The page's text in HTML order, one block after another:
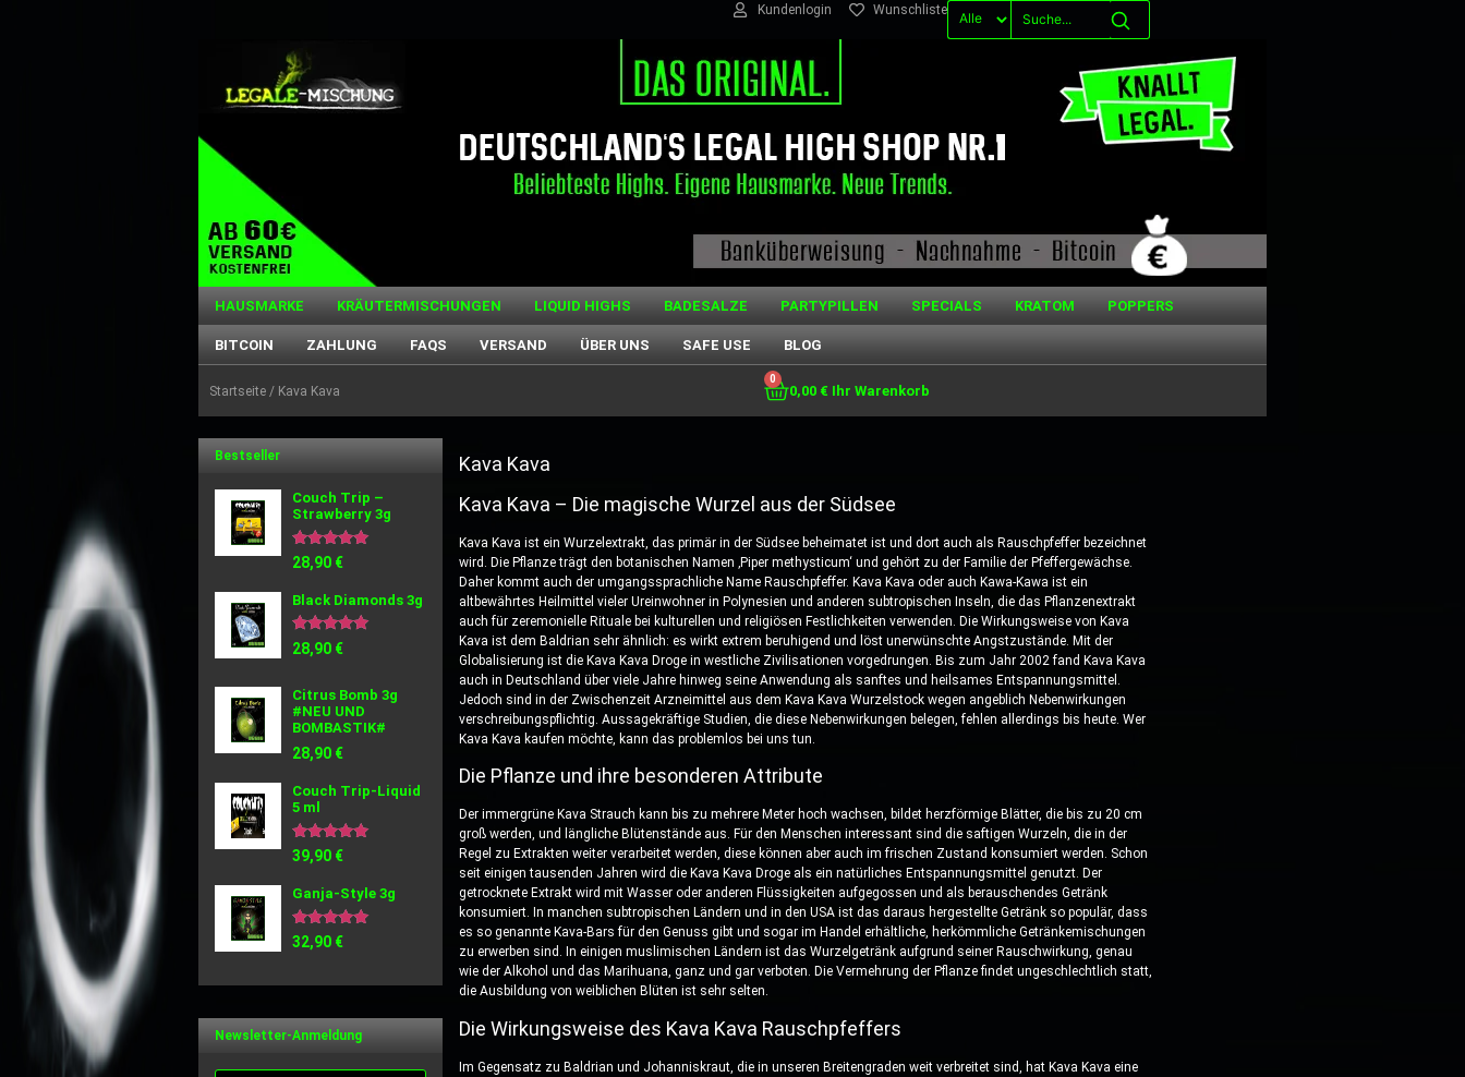
Kundenlogin Wunschliste
HAUSMARKE KRÄUTERMISCHUNGEN LIQUID HIGHS BADESALZE PARTYPILLEN SPECIALS KRATOM POPPERS
BITCOIN ZAHLUNG FAQS VERSAND ÜBER UNS SAFE USE BLOG
Startseite / Kava Kava 0,00 €
0
Bestseller
Couch Trip –
Strawberry 3g
Bewertet
mit
von 5
28,90 €
Black Diamonds 3g
Bewertet
mit
von 5
28,90 €
Citrus Bomb 3g
#NEU UND
BOMBASTIK#
28,90 €
Couch Trip-Liquid
5 ml
Bewertet
mit
von 5
39,90 €
Ganja-Style 3g
Bewertet
mit
32,90 €
Newsletter-Anmeldung
Kava Kava
Kava Kava – Die magische Wurzel aus der Südsee
Kava Kava ist ein Wurzelextrakt, das primär in der Südsee beheimatet ist und dort auch als Rauschpfeffer bezeichnet
wird. Die Pflanze trägt den botanischen Namen ‚Piper methysticum‘ und gehört zu der Familie der Pfeffergewächse.
Daher kommt auch der umgangssprachliche Name Rauschpfeffer. Kava Kava oder auch Kawa-Kawa ist ein
altbewährtes Heilmittel vieler Ureinwohner in Polynesien und anderen subtropischen Inseln, die das Pflanzenextrakt
auch für zeremonielle Rituale bei kulturellen und religiösen Festlichkeiten verwenden. Die Wirkungsweise von Kava
Kava ist dem Baldrian sehr ähnlich: es wirkt extrem beruhigend und löst unerwünschte Angstzustände. Mit der
Globalisierung ist die Kava Kava Droge in westliche Zivilisationen vorgedrungen. Bis zum Jahr 2002 fand Kava Kava
auch in Deutschland über viele Jahre hinweg seine Anwendung als sanftes und heilsames Entspannungsmittel.
Jedoch sind in der Zwischenzeit Arzneimittel aus dem Kava Kava Wurzelstock wegen angeblich Nebenwirkungen
verschreibungspflichtig. Aussagekräftige Studien, die diese Nebenwirkungen belegen, fehlen allerdings bis heute. Wer
Kava Kava kaufen möchte, kann das problemlos bei uns tun.
Die Pflanze und ihre besonderen Attribute
Der immergrüne Kava Strauch kann bis zu mehrere Meter hoch wachsen, bildet herzförmige Blätter, die bis zu 20 cm
groß werden, und längliche Blütenstände aus. Für den Menschen interessant sind die saftigen Wurzeln, die in der
Regel zu Extrakten weiter verarbeitet werden, diese können aber auch im frischen Zustand konsumiert werden. Schon
seit einigen tausenden Jahren wird die Kava Kava Droge als ein natürliches Entspannungsmittel genutzt. Der
getrocknete Extrakt wird mit Wasser oder anderen Flüssigkeiten aufgegossen und als berauschendes Getränk
konsumiert. In manchen subtropischen Ländern und in den USA ist das daraus hergestellte Getränk so populär, dass
es so genannte Kava-Bars für den Genuss gibt und sogar im Handel erhältliche, herkömmliche Getränkemischungen
zu erwerben sind. In einigen muslimischen Ländern ist das Wurzelgetränk aufgrund seiner Rauschwirkung, genau
wie der Alkohol und das Marihuana, ganz und gar verboten. Die Vermehrung der Pflanze findet ungeschlechtlich statt,
die Ausbildung von weiblichen Blüten ist sehr selten.
Die Wirkungsweise des Kava Kava Rauschpfeffers
Im Gegensatz zu Baldrian und Johanniskraut, die in unseren Breitengraden weit verbreitet sind, hat Kava Kava eine